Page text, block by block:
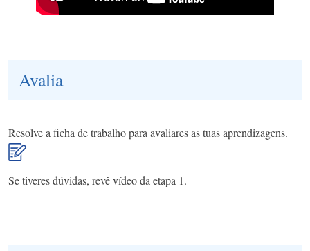
Avalia
Resolve a ficha de trabalho para avaliares as tuas aprendizagens.
Se tiveres dúvidas, revê vídeo da etapa 1.